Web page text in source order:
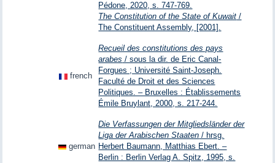
Pédone, 2020, s. 747-769.
The Constitution of the State of Kuwait /
The Constituent Assembly, [2001].
french
Recueil des constitutions des pays
arabes / sous la dir. de Eric Canal-
Forgues ; Université Saint-Joseph.
Faculté de Droit et des Sciences
Politiques. – Bruxelles : Établissements
Émile Bruylant, 2000, s. 217-244.
german
Die Verfassungen der Mitgliedsländer der
Liga der Arabischen Staaten / hrsg.
Herbert Baumann, Matthias Ebert. –
Berlin : Berlin Verlag A. Spitz, 1995, s.